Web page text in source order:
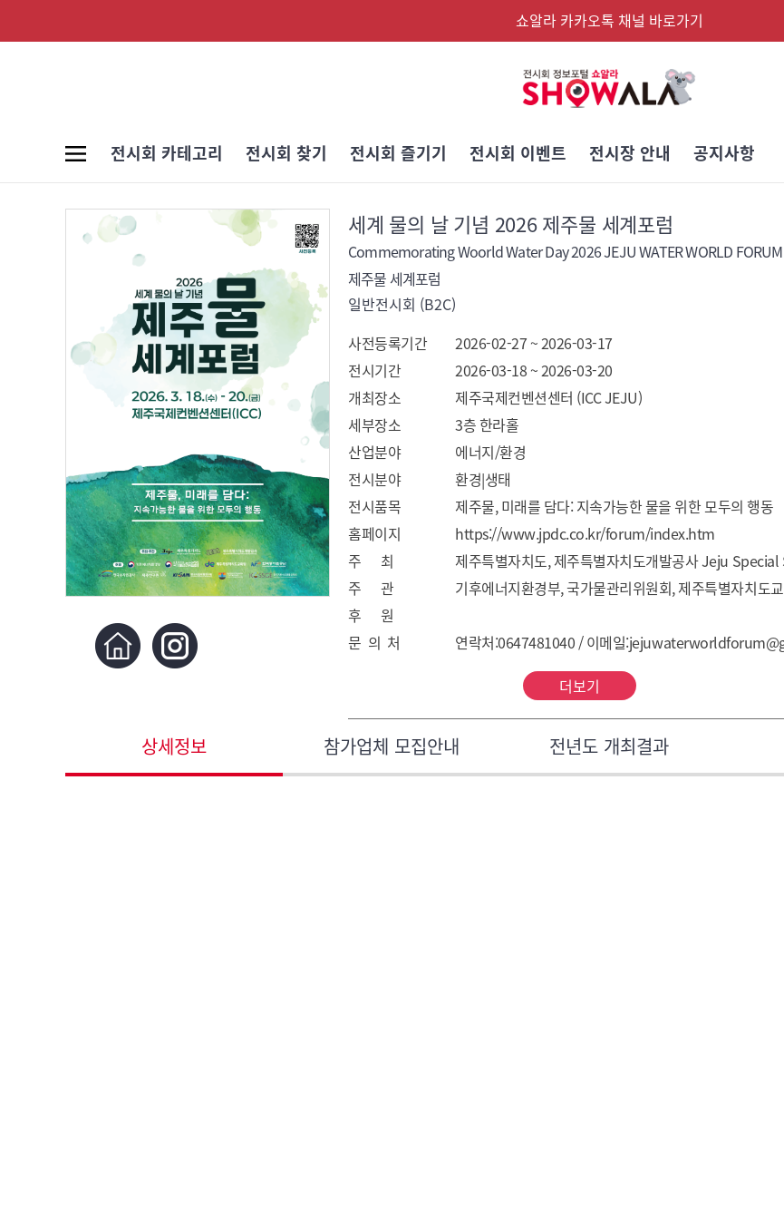
쇼알라 카카오톡 채널 바로가기
전시회 카테고리 전시회 찾기 전시회 즐기기 전시회 이벤트 전시장 안내 공지사항
세계 물의 날 기념 2026 제주물 세계포럼
Commemorating Woorld Water Day 2026 JEJU WATER WORLD FORUM
제주물 세계포럼
일반전시회 (B2C)
사전등록기간
2026-02-27 ~ 2026-03-17
전시기간
2026-03-18 ~ 2026-03-20
개최장소
제주국제컨벤션센터 (ICC JEJU)
세부장소
3층 한라홀
산업분야
에너지/환경
전시분야
환경|생태
전시품목
제주물, 미래를 담다: 지속가능한 물을 위한 모두의 행동
홈페이지
https://www.jpdc.co.kr/forum/index.htm
주 최
주 관
후 원
문 의 처
더보기
상세정보 참가업체 모집안내 전년도 개최결과